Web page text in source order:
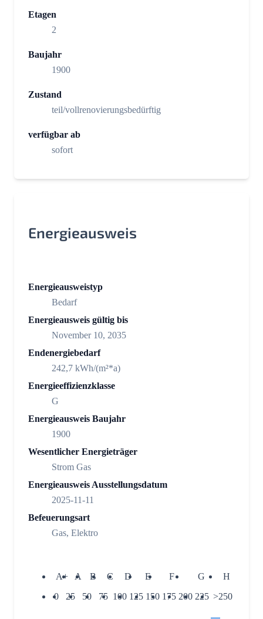
Etagen
2
Baujahr
1900
Zustand
teil/vollrenovierungsbedürftig
verfügbar ab
sofort
Energieausweis
Energieausweistyp
Bedarf
Energieausweis gültig bis
November 10, 2035
Endenergiebedarf
242,7 kWh/(m²*a)
Energieeffizienzklasse
G
Energieausweis Baujahr
1900
Wesentlicher Energieträger
Strom Gas
Energieausweis Ausstellungsdatum
2025-11-11
Befeuerungsart
Gas, Elektro
A+ A B C D E F G
H
0
25 50 75 100 125 150 175 200 225 >250